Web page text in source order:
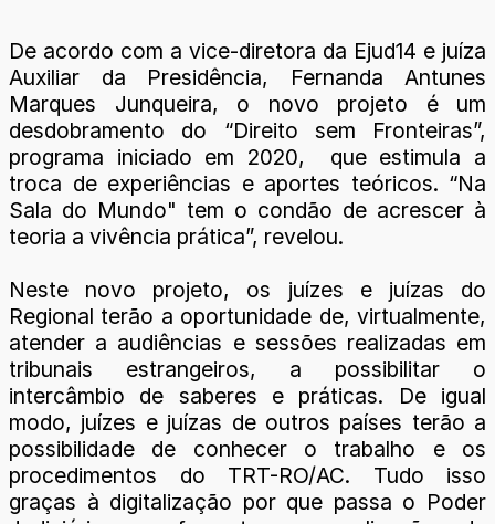
De acordo com a vice-diretora da Ejud14 e juíza
Auxiliar da Presidência, Fernanda Antunes
Marques Junqueira, o novo projeto é um
desdobramento do “Direito sem Fronteiras”,
programa iniciado em 2020, que estimula a
troca de experiências e aportes teóricos. “Na
Sala do Mundo" tem o condão de acrescer à
teoria a vivência prática”, revelou.
Neste novo projeto, os juízes e juízas do
Regional terão a oportunidade de, virtualmente,
atender a audiências e sessões realizadas em
tribunais estrangeiros, a possibilitar o
intercâmbio de saberes e práticas. De igual
modo, juízes e juízas de outros países terão a
possibilidade de conhecer o trabalho e os
procedimentos do TRT-RO/AC. Tudo isso
graças à digitalização por que passa o Poder